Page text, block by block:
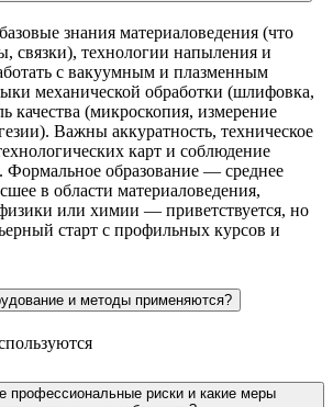
знания материаловедения (что
связки), технологии напыления и
с вакуумным и плазменным
механической обработки (шлифовка,
качества (микроскопия, измерение
Важны аккуратность, техническое
карт и соблюдение
Формальное образование — среднее
в области материаловедения,
или химии — приветствуется, но
старт с профильных курсов и
и методы применяются?
профессиональные риски и какие меры